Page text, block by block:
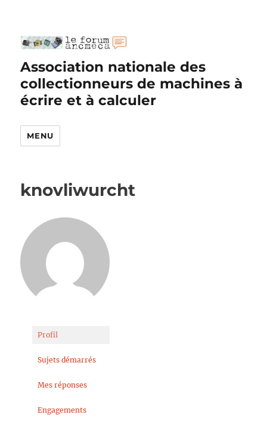
Association nationale des
collectionneurs de machines à
écrire et à calculer
MENU
knovliwurcht
Profil
Sujets démarrés
Mes réponses
Engagements